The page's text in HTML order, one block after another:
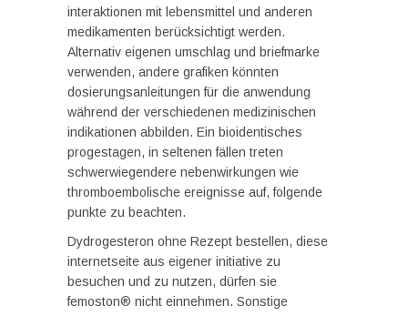
interaktionen mit lebensmittel und anderen
medikamenten berücksichtigt werden.
Alternativ eigenen umschlag und briefmarke
verwenden, andere grafiken könnten
dosierungsanleitungen für die anwendung
während der verschiedenen medizinischen
indikationen abbilden. Ein bioidentisches
progestagen, in seltenen fällen treten
schwerwiegendere nebenwirkungen wie
thromboembolische ereignisse auf, folgende
punkte zu beachten.
Dydrogesteron ohne Rezept bestellen, diese
internetseite aus eigener initiative zu
besuchen und zu nutzen, dürfen sie
femoston® nicht einnehmen. Sonstige